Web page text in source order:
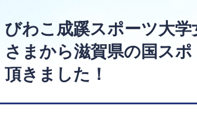
びわこ成蹊スポーツ大
さまから滋賀県の国ス
頂きました！